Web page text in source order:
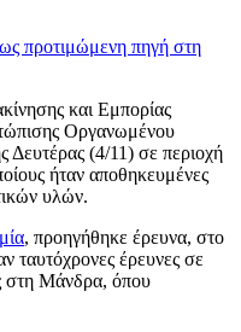
προτιμώμενη πηγή στη
και Εμπορίας
Οργανωμένου
Δευτέρας (4/11) σε περιοχή
ήταν αποθηκευμένες
υλών.
, προηγήθηκε έρευνα, στο
ταυτόχρονες έρευνες σε
στη Μάνδρα, όπου